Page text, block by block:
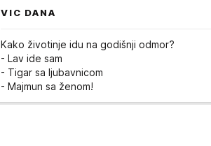
VIC DANA
Kako životinje idu na godišnji odmor?
- Lav ide sam
- Tigar sa ljubavnicom
- Majmun sa ženom!